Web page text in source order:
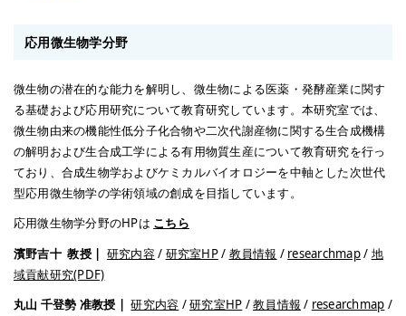
応用微生物学分野
微生物の潜在的な能力を解明し、微生物による医薬・発酵産業に関す
る基礎および応用研究について教育研究しています。本研究室では、
微生物由来の機能性低分子化合物や二次代謝産物に関する生合成機構
の解明および生合成工学による有用物質生産について教育研究を行っ
ており、合成生物学およびケミカルバイオロジーを中軸とした次世代
型応用微生物学の学術領域の創成を目指しています。
応用微生物学分野のHPは こちら
濱野吉十 教授 | 研究内容/ 研究室HP/ 教員情報 / researchmap/ 地
域貢献研究(PDF)
丸山 千登勢 准教授 |研究内容 /研究室HP /教員情報 / researchmap /